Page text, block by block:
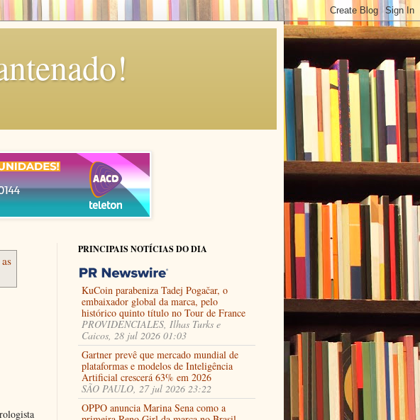
PRINCIPAIS NOTÍCIAS DO DIA
KuCoin parabeniza Tadej Pogačar, o
embaixador global da marca, pelo
histórico quinto título no Tour de France
PROVIDENCIALES, Ilhas Turks e
Caicos, 28 jul 2026 01:03
Gartner prevê que mercado mundial de
plataformas e modelos de Inteligência
Artificial crescerá 63% em 2026
SÃO PAULO, 27 jul 2026 23:22
OPPO anuncia Marina Sena como a